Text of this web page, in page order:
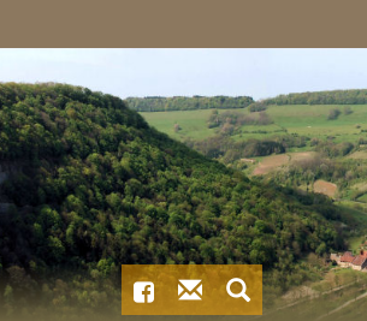
FacebookContactez-
nous
Recherche